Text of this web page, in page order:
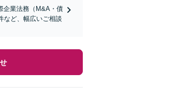
企業法務（M&A・債
など、幅広いご相談